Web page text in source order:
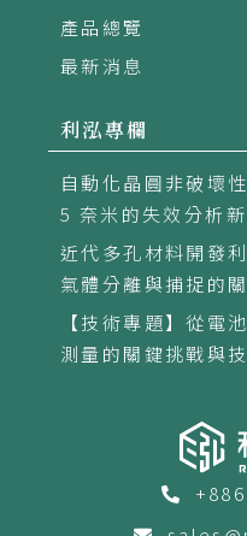
產品總覽
最新消息
利泓專欄
自動化晶圓非破壞
5 奈米的失效分析
近代多孔材料開發
氣體分離與捕捉的
【技術專題】從電
測量的關鍵挑戰與